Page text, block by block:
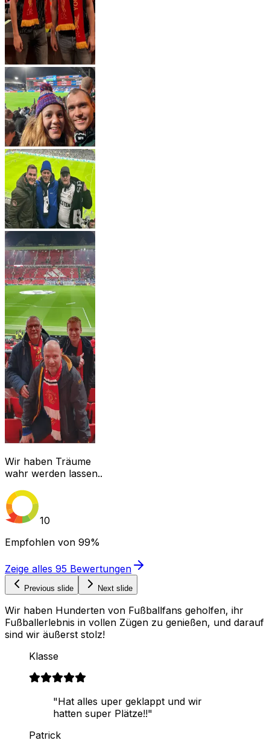
Wir haben Träume
wahr werden lassen..
10
Empfohlen von 99%
Zeige alles 95 Bewertungen
Previous slide Next slide
Wir haben Hunderten von Fußballfans geholfen, ihr
Fußballerlebnis in vollen Zügen zu genießen, und darauf
sind wir äußerst stolz!
Klasse
"Hat alles uper geklappt und wir
hatten super Plätze!!"
Patrick